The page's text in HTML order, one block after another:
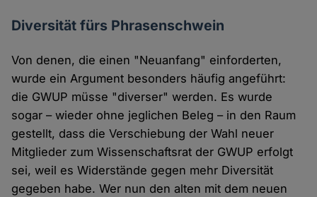
Diversität fürs Phrasenschwein
Von denen, die einen "Neuanfang" einforderten,
wurde ein Argument besonders häufig angeführt:
die GWUP müsse "diverser" werden. Es wurde
sogar – wieder ohne jeglichen Beleg – in den Raum
gestellt, dass die Verschiebung der Wahl neuer
Mitglieder zum Wissenschaftsrat der GWUP erfolgt
sei, weil es Widerstände gegen mehr Diversität
gegeben habe. Wer nun den alten mit dem neuen